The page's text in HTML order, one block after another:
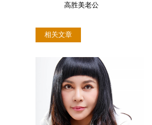
高胜美老公
相关文章